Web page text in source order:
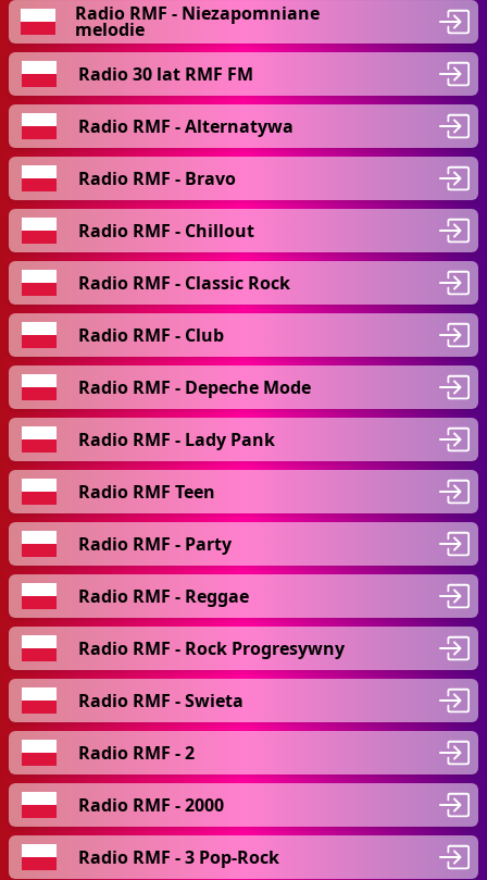
Radio RMF - Niezapomniane
melodie
Radio 30 lat RMF FM
Radio RMF - Alternatywa
Radio RMF - Bravo
Radio RMF - Chillout
Radio RMF - Classic Rock
Radio RMF - Club
Radio RMF - Depeche Mode
Radio RMF - Lady Pank
Radio RMF Teen
Radio RMF - Party
Radio RMF - Reggae
Radio RMF - Rock Progresywny
Radio RMF - Swieta
Radio RMF - 2
Radio RMF - 2000
Radio RMF - 3 Pop-Rock